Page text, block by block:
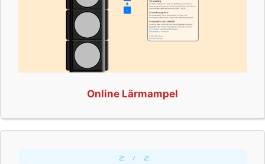
Online Lärmampel